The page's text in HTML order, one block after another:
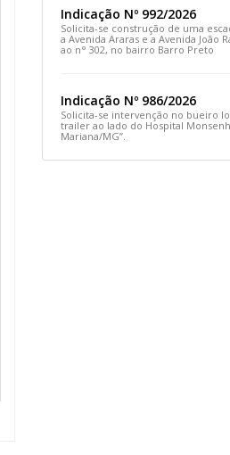
Indicação Nº 992/2026
Solicita-se construção de uma
a Avenida Araras e a Avenida João
ao n° 302, no bairro Barro Preto
Indicação Nº 986/2026
Solicita-se intervenção no bueiro
trailer ao lado do Hospital
Mariana/MG”.